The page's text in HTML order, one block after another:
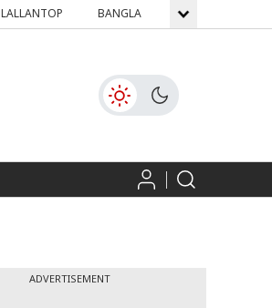
LALLANTOP BANGLA GNTTV
ADVERTISEMENT